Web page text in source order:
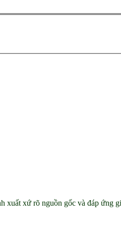
xứ rõ nguồn gốc và đáp ứng